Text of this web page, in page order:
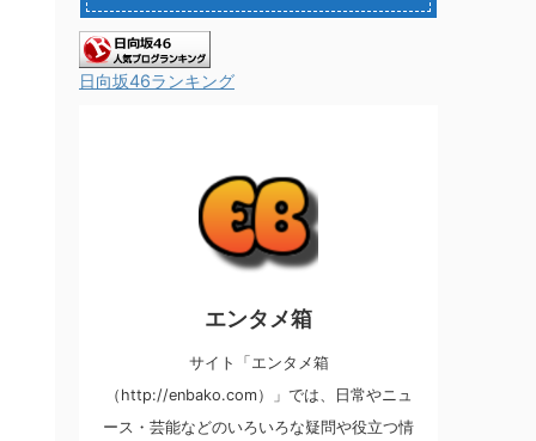
日向坂46ランキング
エンタメ箱
サイト「エンタメ箱
（http://enbako.com）」では、日常やニュ
ース・芸能などのいろいろな疑問や役立つ情